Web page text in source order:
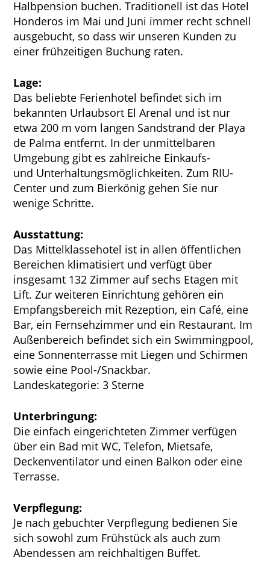
Halbpension buchen. Traditionell ist das Hotel
Honderos im Mai und Juni immer recht schnell
ausgebucht, so dass wir unseren Kunden zu
einer frühzeitigen Buchung raten.
Lage:
Das beliebte Ferienhotel befindet sich im
bekannten Urlaubsort El Arenal und ist nur
etwa 200 m vom langen Sandstrand der Playa
de Palma entfernt. In der unmittelbaren
Umgebung gibt es zahlreiche Einkaufs-
und Unterhaltungsmöglichkeiten. Zum RIU-
Center und zum Bierkönig gehen Sie nur
wenige Schritte.
Ausstattung:
Das Mittelklassehotel ist in allen öffentlichen
Bereichen klimatisiert und verfügt über
insgesamt 132 Zimmer auf sechs Etagen mit
Lift. Zur weiteren Einrichtung gehören ein
Empfangsbereich mit Rezeption, ein Café, eine
Bar, ein Fernsehzimmer und ein Restaurant. Im
Außenbereich befindet sich ein Swimmingpool,
eine Sonnenterrasse mit Liegen und Schirmen
sowie eine Pool-/Snackbar.
Landeskategorie: 3 Sterne
Unterbringung:
Die einfach eingerichteten Zimmer verfügen
über ein Bad mit WC, Telefon, Mietsafe,
Deckenventilator und einen Balkon oder eine
Terrasse.
Verpflegung:
Je nach gebuchter Verpflegung bedienen Sie
sich sowohl zum Frühstück als auch zum
Abendessen am reichhaltigen Buffet.